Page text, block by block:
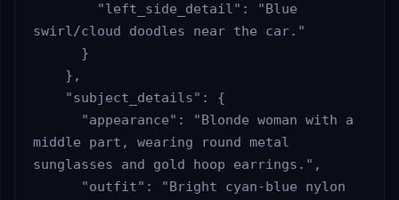
"left_side_detail": "Blue
swirl/cloud doodles near the car."
}
},
"subject_details": {
"appearance": "Blonde woman with a
middle part, wearing round metal
sunglasses and gold hoop earrings.",
"outfit": "Bright cyan-blue nylon